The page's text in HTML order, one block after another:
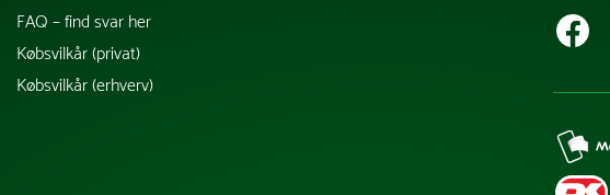
FAQ – find svar her
Købsvilkår (privat)
Købsvilkår (erhverv)